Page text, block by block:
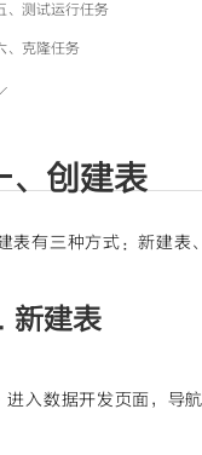
、测试运行任务
、克隆任务
、删除任务
、创建表
表有三种方式：新建
新建表
进入数据开发页面，导